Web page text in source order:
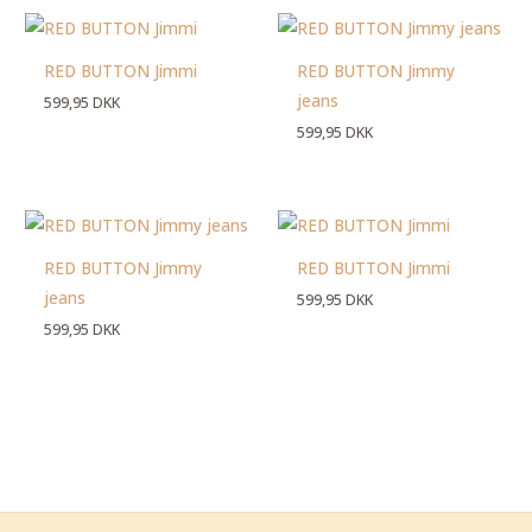
RED BUTTON Jimmi
599,95DKK
RED BUTTON Jimmy
jeans
599,95DKK
RED BUTTON Jimmy
jeans
599,95DKK
RED BUTTON Jimmi
599,95DKK